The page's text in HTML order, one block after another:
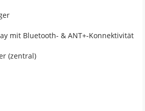
mit Bluetooth- & ANT+-Konnektivität
(zentral)